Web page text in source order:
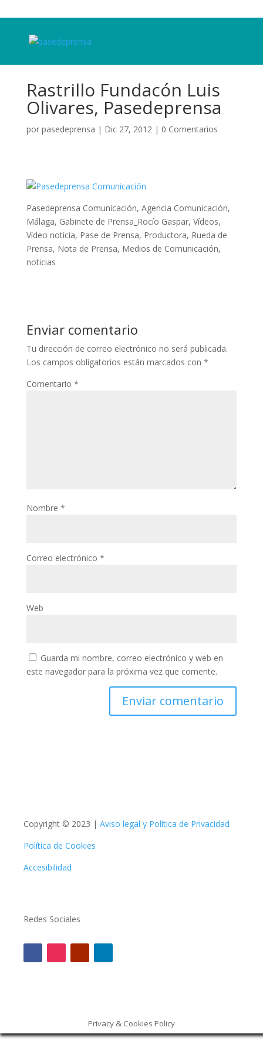
Rastrillo Fundacón Luis
Olivares, Pasedeprensa
por pasedeprensa | Dic 27, 2012| 0 Comentarios
Pasedeprensa Comunicación, Agencia Comunicación,
Málaga, Gabinete de Prensa_Rocío Gaspar, Vídeos,
Vídeo noticia, Pase de Prensa, Productora, Rueda de
Prensa, Nota de Prensa, Medios de Comunicación,
noticias
Enviar comentario
Tu dirección de correo electrónico no será publicada.
Los campos obligatorios están marcados con *
Comentario *
Nombre *
Correo electrónico *
Web
Guarda mi nombre, correo electrónico y web en
este navegador para la próxima vez que comente.
Copyright © 2023 | Aviso legal y Política de Privacidad
Política de Cookies
Accesibilidad
Redes Sociales
Privacy & Cookies Policy